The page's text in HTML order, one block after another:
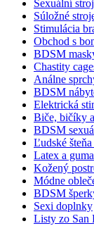
Sexuální
Súložné
Stimulácia
Obchod s
BDSM
Chastity
Análne
BDSM
Elektrická
Biče, bičíky
BDSM
Ľudské
Latex a guma
Kožený
Módne
BDSM
Sexi doplnky
Listy zo San